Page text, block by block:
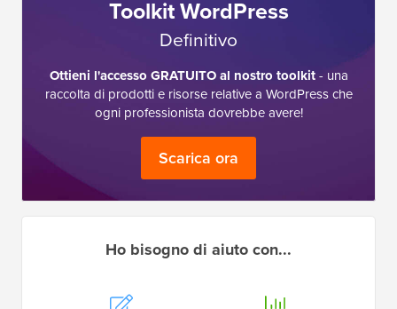
Toolkit WordPress
Definitivo
Ottieni l'accesso GRATUITO al nostro toolkit- una
raccolta di prodotti e risorse relative a WordPress che
ogni professionista dovrebbe avere!
Scarica ora
Ho bisogno di aiuto con...